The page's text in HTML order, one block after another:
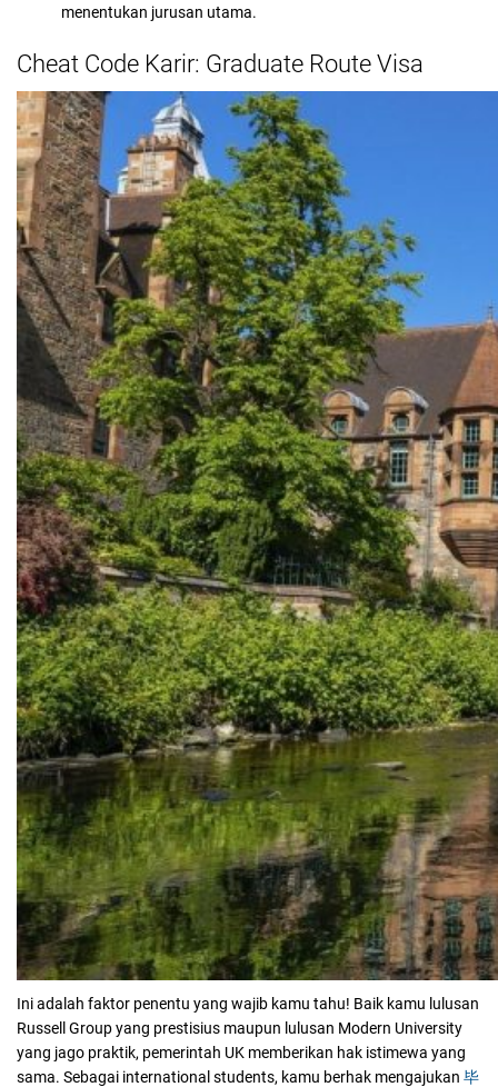
menentukan jurusan utama.
Cheat Code Karir: Graduate Route Visa
Ini adalah faktor penentu yang wajib kamu tahu! Baik kamu lulusan
Russell Group yang prestisius maupun lulusan Modern University
yang jago praktik, pemerintah UK memberikan hak istimewa yang
sama. Sebagai international students, kamu berhak mengajukan 毕